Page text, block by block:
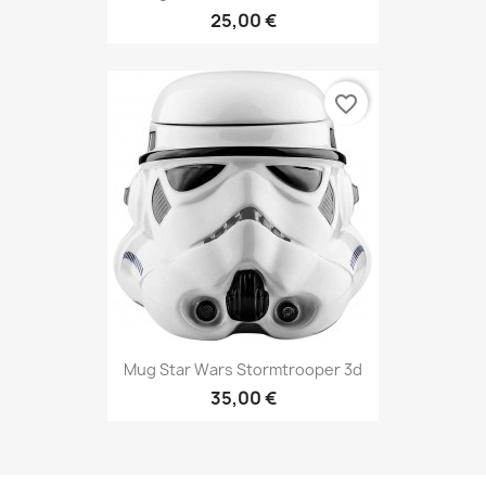
25,00 €
Mug Star Wars Stormtrooper 3d
35,00 €
favorite_border